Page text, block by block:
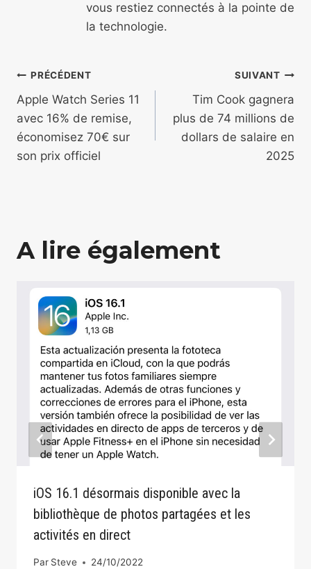
vous restiez connectés à la pointe de
la technologie.
Navigation
de
l’article
PRÉCÉDENT
Apple Watch Series 11
avec 16% de remise,
économisez 70€ sur
son prix officiel
SUIVANT
Tim Cook gagnera
plus de 74 millions de
dollars de salaire en
2025
A lire également
iOS 16.1 désormais disponible avec la
bibliothèque de photos partagées et les
activités en direct
Par Steve 24/10/2022